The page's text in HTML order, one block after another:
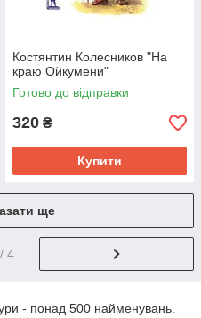
Костянтин Колесников "На
краю Ойкумени"
Готово до відправки
320 ₴
Купити
ще
/ 4
- понад 500 найменувань.